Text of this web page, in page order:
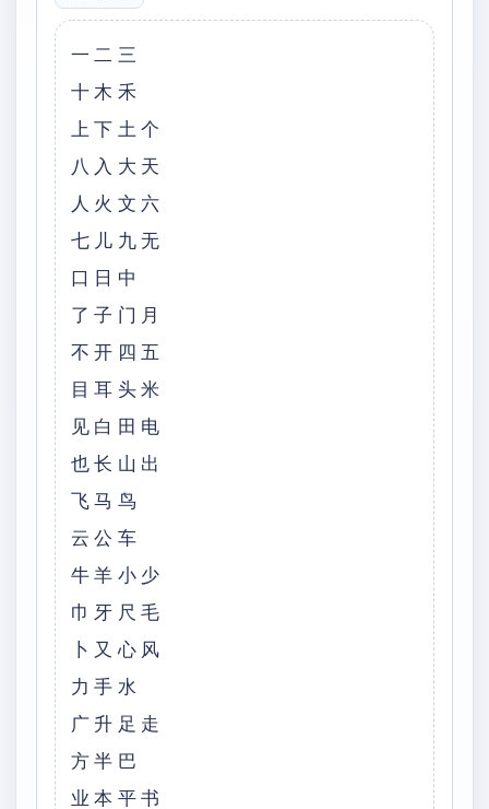
一二三
十木禾
上下土个
八入大天
人火文六
七儿九无
口日中
了子门月
不开四五
目耳头米
见白田电
也长山出
飞马鸟
云公车
牛羊小少
巾牙尺毛
卜又心风
力手水
广升足走
方半巴
业本平书